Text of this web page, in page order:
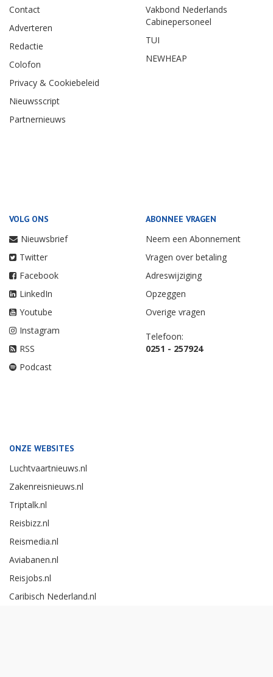
Contact
Adverteren
Redactie
Colofon
Privacy & Cookiebeleid
Nieuwsscript
Partnernieuws
Vakbond Nederlands
Cabinepersoneel
TUI
NEWHEAP
VOLG ONS
Nieuwsbrief
Twitter
Facebook
LinkedIn
Youtube
Instagram
RSS
Podcast
ABONNEE VRAGEN
Neem een Abonnement
Vragen over betaling
Adreswijziging
Opzeggen
Overige vragen
Telefoon:
0251 - 257924
ONZE WEBSITES
Luchtvaartnieuws.nl
Zakenreisnieuws.nl
Triptalk.nl
Reisbizz.nl
Reismedia.nl
Aviabanen.nl
Reisjobs.nl
Caribisch Nederland.nl